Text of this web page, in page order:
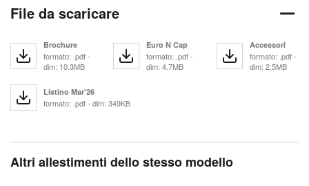
File da scaricare
Brochure
formato: .pdf -
dim: 10.3MB
Euro N Cap
formato: .pdf -
dim: 4.7MB
Accessori
formato: .pdf -
dim: 2.5MB
Listino Mar'26
formato: .pdf - dim: 349KB
Altri allestimenti dello stesso modello